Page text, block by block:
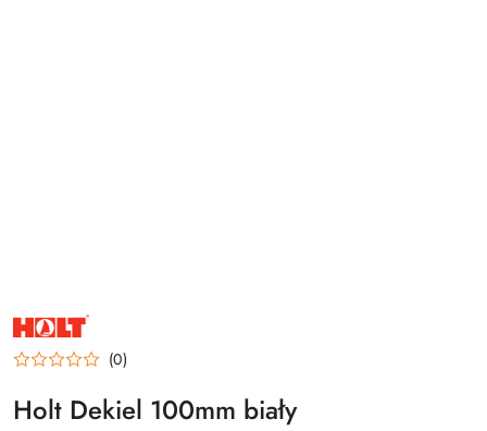
NAZWA
PRODUCENTA:
HOLT (0)
Holt Dekiel 100mm biały